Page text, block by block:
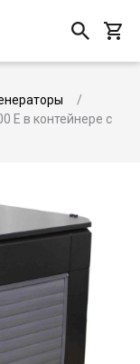
E в контейнере с